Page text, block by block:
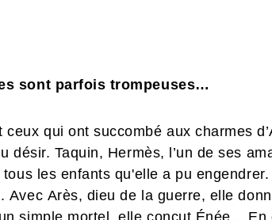
sont parfois trompeuses…
ceux qui ont succombé aux charmes
désir. Taquin, Hermès, l’un de ses
les enfants qu'elle a pu
Avec Arès, dieu de la guerre, elle
simple mortel, elle conçut Énée...